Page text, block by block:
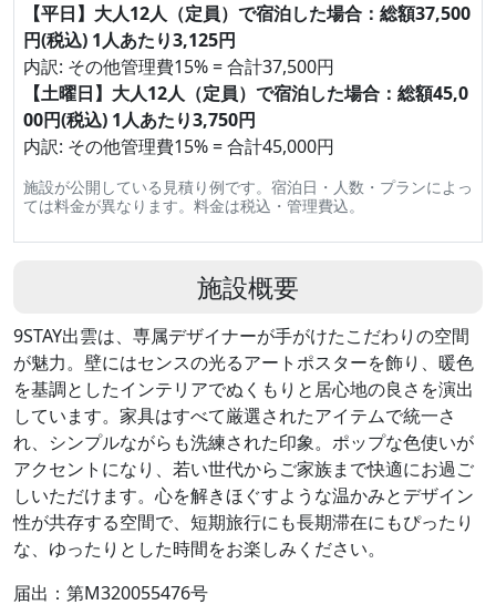
【平日】大人12人（定員）で宿泊した場合：総額37,500
円(税込) 1人あたり3,125円
内訳: その他管理費15% = 合計37,500円
【土曜日】大人12人（定員）で宿泊した場合：総額45,0
00円(税込) 1人あたり3,750円
内訳: その他管理費15% = 合計45,000円
施設が公開している見積り例です。宿泊日・人数・プランによっ
ては料金が異なります。料金は税込・管理費込。
施設概要
9STAY出雲は、専属デザイナーが手がけたこだわりの空間
が魅力。壁にはセンスの光るアートポスターを飾り、暖色
を基調としたインテリアでぬくもりと居心地の良さを演出
しています。家具はすべて厳選されたアイテムで統一さ
れ、シンプルながらも洗練された印象。ポップな色使いが
アクセントになり、若い世代からご家族まで快適にお過ご
しいただけます。心を解きほぐすような温かみとデザイン
性が共存する空間で、短期旅行にも長期滞在にもぴったり
な、ゆったりとした時間をお楽しみください。
届出：第M320055476号